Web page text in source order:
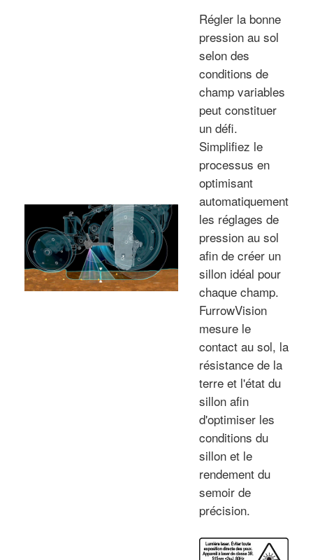
Régler la bonne
pression au sol
selon des
conditions de
champ variables
peut constituer
un défi.
Simplifiez le
processus en
optimisant
automatiquement
les réglages de
pression au sol
afin de créer un
sillon idéal pour
chaque champ.
FurrowVision
mesure le
contact au sol, la
résistance de la
terre et l'état du
sillon afin
d'optimiser les
conditions du
sillon et le
rendement du
semoir de
précision.